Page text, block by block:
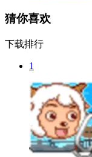
猜你喜欢
下载排行
1